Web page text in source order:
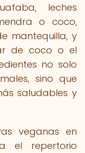
leches
o coco,
mantequilla, y
de coco o el
no solo
sino que
saludables y
veganas en
el repertorio